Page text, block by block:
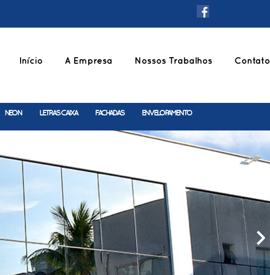
Início A Empresa Nossos Trabalhos Contato
ENVELOPAMENTO
FACHADAS
LETRAS CAIXA
NEON